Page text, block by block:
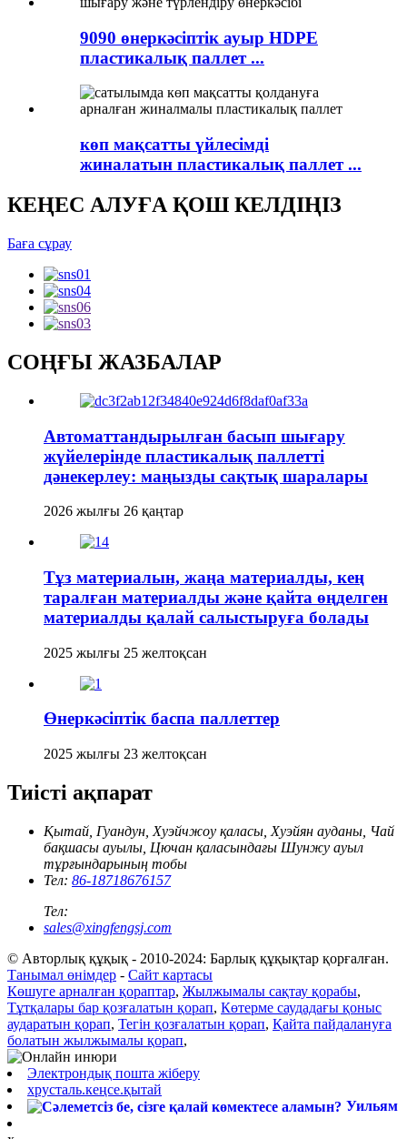
9090 өнеркәсіптік ауыр HDPE
пластикалық паллет ...
көп мақсатты үйлесімді
жиналатын пластикалық паллет ...
КЕҢЕС АЛУҒА ҚОШ КЕЛДІҢІЗ
Баға сұрау
СОҢҒЫ ЖАЗБАЛАР
Автоматтандырылған басып шығару
жүйелерінде пластикалық паллетті
дәнекерлеу: маңызды сақтық шаралары
2026 жылғы 26 қаңтар
Тұз материалын, жаңа материалды, кең
таралған материалды және қайта өңделген
материалды қалай салыстыруға болады
2025 жылғы 25 желтоқсан
Өнеркәсіптік баспа паллеттер
2025 жылғы 23 желтоқсан
Тиісті ақпарат
Қытай, Гуандун, Хуэйчжоу қаласы, Хуэйян ауданы, Чай
бақшасы ауылы, Цючан қаласындағы Шунжу ауыл
тұрғындарының тобы
Тел: 86-18718676157
Тел:
sales@xingfengsj.com
© Авторлық құқық - 2010-2024: Барлық құқықтар қорғалған.
Танымал өнімдер - Сайт картасы
Көшуге арналған қораптар, Жылжымалы сақтау қорабы,
Тұтқалары бар қозғалатын қорап, Көтерме саудадағы қоныс
аударатын қорап, Тегін қозғалатын қорап, Қайта пайдалануға
болатын жылжымалы қорап,
Электрондық пошта жіберу
хрусталь.кеңсе.қытай
Уильям